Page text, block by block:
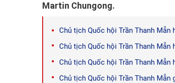
Martin Chungong.
Chủ tịch Quốc hội Trần Thanh
Chủ tịch Quốc hội Trần Thanh
Chủ tịch Quốc hội Trần Thanh Mẫn
Chủ tịch Quốc hội Trần Thanh